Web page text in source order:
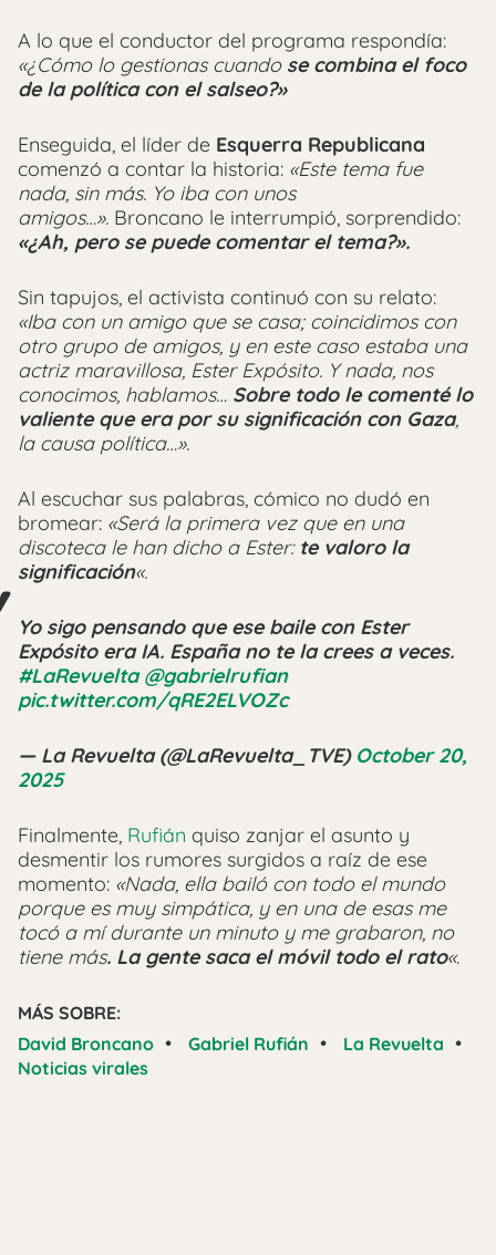
A lo que el conductor del programa respondía:
«¿Cómo lo gestionas cuando se combina el foco
de la política con el salseo?»
Enseguida, el líder de Esquerra Republicana
comenzó a contar la historia: «Este tema fue
nada, sin más. Yo iba con unos
amigos…». Broncano le interrumpió, sorprendido:
«¿Ah, pero se puede comentar el tema?».
Sin tapujos, el activista continuó con su relato:
«Iba con un amigo que se casa; coincidimos con
otro grupo de amigos, y en este caso estaba una
actriz maravillosa, Ester Expósito. Y nada, nos
conocimos, hablamos… Sobre todo le comenté lo
valiente que era por su significación con Gaza,
la causa política…».
Al escuchar sus palabras, cómico no dudó en
bromear: «Será la primera vez que en una
discoteca le han dicho a Ester:te valoro la
significación«.
Yo sigo pensando que ese baile con Ester
Expósito era IA. España no te la crees a veces.
#LaRevuelta @gabrielrufian
pic.twitter.com/qRE2ELVOZc
— La Revuelta (@LaRevuelta_TVE) October 20,
2025
Finalmente, Rufián quiso zanjar el asunto y
desmentir los rumores surgidos a raíz de ese
momento: «Nada, ella bailó con todo el mundo
porque es muy simpática, y en una de esas me
tocó a mí durante un minuto y me grabaron, no
tiene más. La gente saca el móvil todo el rato«.
MÁS SOBRE:
David Broncano • Gabriel Rufián • La Revuelta •
Noticias virales